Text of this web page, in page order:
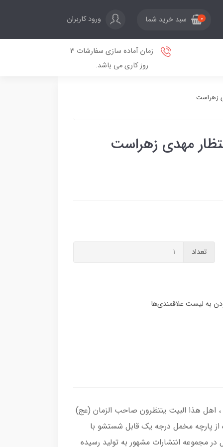
0 سبد خرید شما ورود کاربران
زمان آماده سازی سفارشات 3
روز کاری می باشد.
زهراست
مهدی زهراست
تعداد
اهل هذا البیت ینتظرون صاحب الزمان (عج)
پارچه مخمل درجه یک قابل شستشو با
مجموعه انتشارات مشهور به تولید رسیده